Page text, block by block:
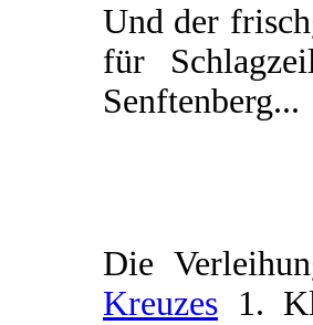
Und der
für
Senftenberg...
Die
Kreuzes 1.